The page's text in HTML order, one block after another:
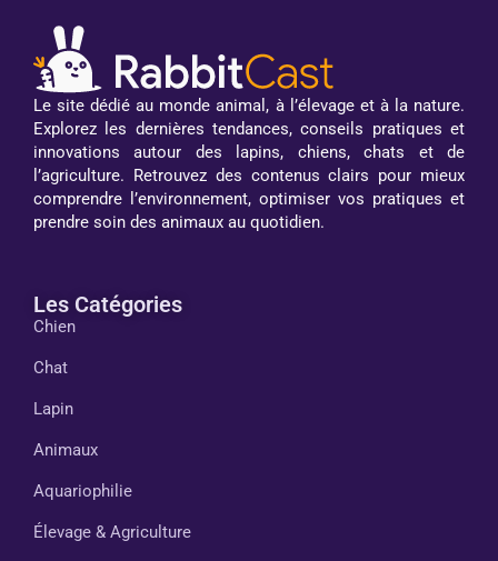
Le site dédié au monde animal, à l’élevage et à la nature.
Explorez les dernières tendances, conseils pratiques et
innovations autour des lapins, chiens, chats et de
l’agriculture. Retrouvez des contenus clairs pour mieux
comprendre l’environnement, optimiser vos pratiques et
prendre soin des animaux au quotidien.
Les Catégories
Chien
Chat
Lapin
Animaux
Aquariophilie
Élevage & Agriculture